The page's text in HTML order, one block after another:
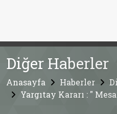
Diğer Haberler
Anasayfa Haberler
Yargıtay Kararı : "